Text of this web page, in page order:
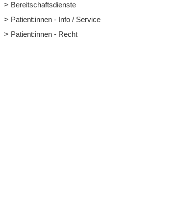
Bereitschaftsdienste
Patient:innen - Info / Service
Patient:innen - Recht